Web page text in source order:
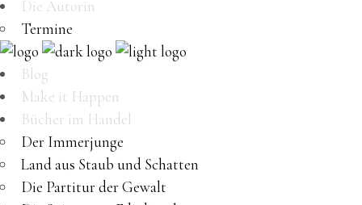
Die Autorin
Termine
Blog
Make it Happen
Bücher im Handel
Der Immerjunge
Land aus Staub und Schatten
Die Partitur der Gewalt